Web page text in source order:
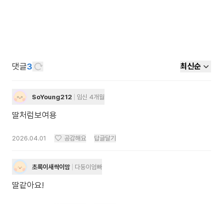
댓글3 최신순
SoYoung212 임신 4개월
딸처럼보여용
2026.04.01 공감해요 답글달기
초록이새싹이맘 다둥이엄빠
딸같아요!